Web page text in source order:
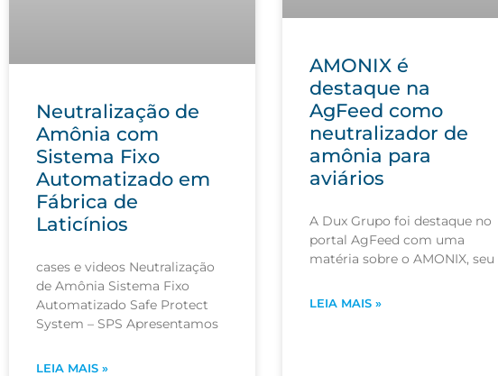
Neutralização de
Amônia com
Sistema Fixo
Automatizado em
Fábrica de
Laticínios
cases e videos Neutralização
de Amônia Sistema Fixo
Automatizado Safe Protect
System – SPS Apresentamos
LEIA MAIS »
AMONIX é
destaque na
AgFeed como
neutralizador de
amônia para
aviários
A Dux Grupo foi destaque no
portal AgFeed com uma
matéria sobre o AMONIX, seu
LEIA MAIS »